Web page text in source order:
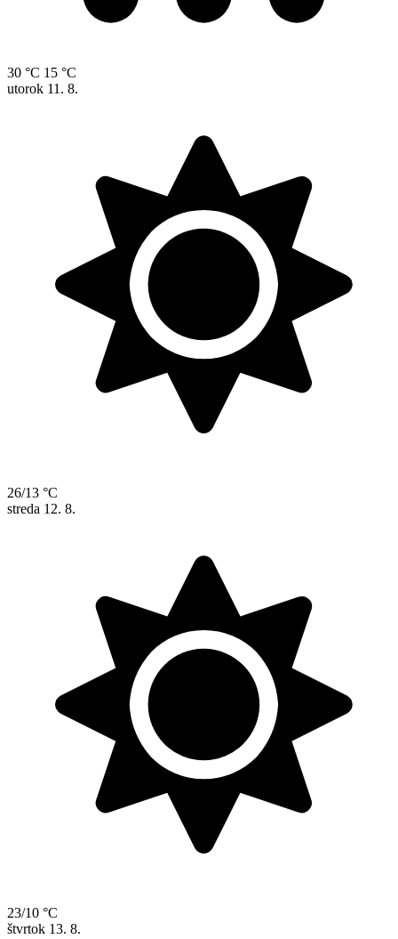
30 °C 15 °C
utorok 11. 8.
26/13 °C
streda 12. 8.
23/10 °C
štvrtok 13. 8.